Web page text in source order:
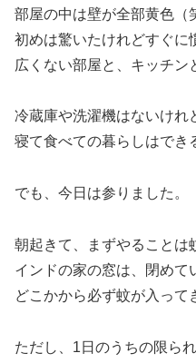
部屋の中は壁が全部黄色（
初めは驚いたけれどすぐに
広くない部屋と、キッチン
冷蔵庫や洗濯機はないけれ
寝て食べての暮らしはでき
でも、今日は参りました。
朝起きて、まずやることは
インドの家の窓は、閉めて
どこかから必ず蚊が入って
ただし、1日のうちの限ら